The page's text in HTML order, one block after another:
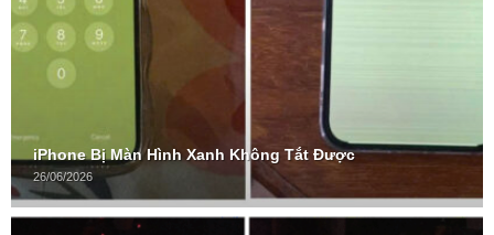
iPhone Bị Màn Hình Xanh Không Tắt Được
26/06/2026